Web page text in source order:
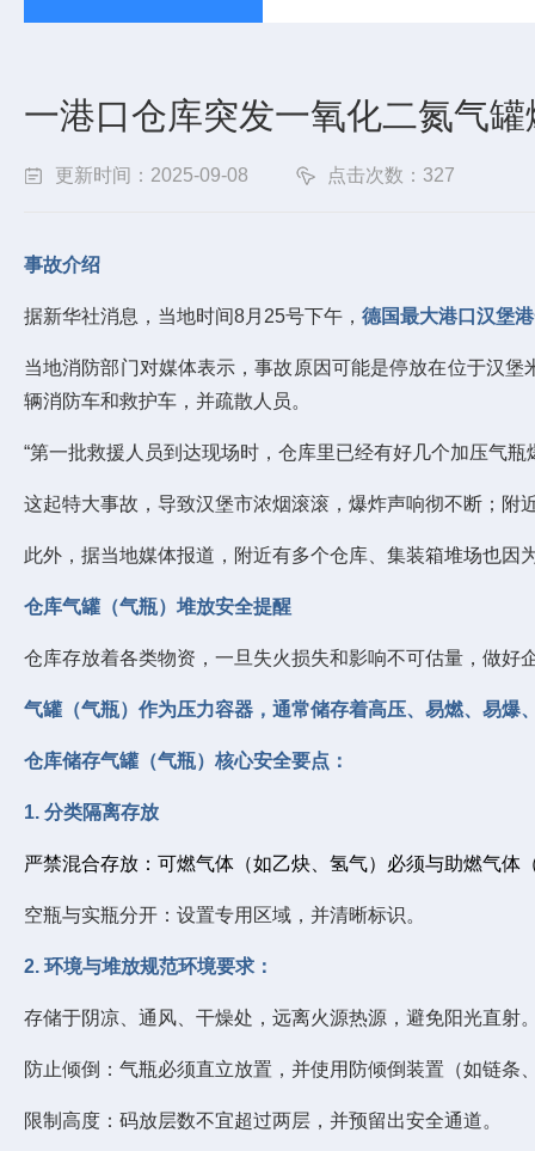
一港口仓库突发一氧化二氮气
更新时间：2025-09-08 点击次数：327
事故介绍
据新华社消息，当地时间8月25号下午， 德国最大港口汉堡
当地消防部门对媒体表示，事故原因可能是停放在位于汉
辆消防车和救护车，并疏散人员。
“第一批救援人员到达现场时，仓库里已经有好几个加压气
这起特大事故，导致汉堡市浓烟滚滚，爆炸声响彻不断；
此外，据当地媒体报道，附近有多个仓库、集装箱堆场也
仓库气罐（气瓶）堆放安全提醒
仓库存放着各类物资，一旦失火损失和影响不可估量，做好
气罐（气瓶）作为压力容器，通常储存着高压、易燃、易爆
仓库储存气罐（气瓶）核心安全要点：
1. 分类隔离存放
严禁混合存放： 可燃气体（如乙炔、氢气）必须与助燃气体
空瓶与实瓶分开：设置专用区域，并清晰标识。
2. 环境与堆放规范环境要求：
存储于阴凉、通风、干燥处，远离火源热源，避免阳光直射
防止倾倒：气瓶必须直立放置，并使用防倾倒装置（如链条
限制高度：码放层数不宜超过两层，并预留出安全通道。